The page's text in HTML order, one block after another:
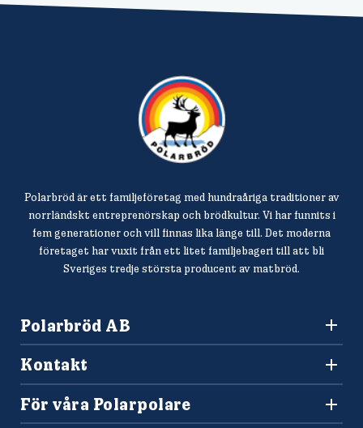
Polarbröd är ett familjeföretag med hundraåriga traditioner av
norrländskt entreprenörskap och brödkultur. Vi har funnits i
fem generationer och vill finnas lika länge till. Det moderna
företaget har vuxit från ett litet familjebageri till att bli
Sveriges tredje största producent av matbröd.
Polarbröd AB
010-450 60 00
info@polarbrod.se
Kontakt
Konsumentkontakt och reklamation
Frågor och svar
För våra Polarpolare